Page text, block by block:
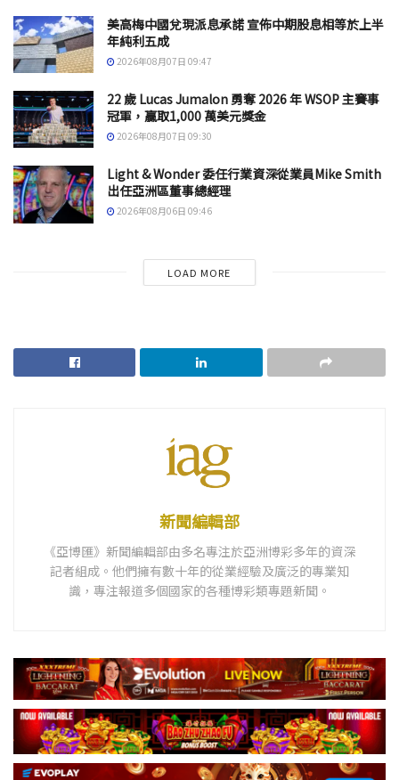
美高梅中國兌現派息承諾 宣佈中期股息相等於上半
年純利五成
2026年08月07日 09:47
22 歲 Lucas Jumalon 勇奪 2026 年 WSOP 主賽事
冠軍，贏取1,000 萬美元獎金
2026年08月07日 09:30
Light & Wonder 委任行業資深從業員Mike Smith
出任亞洲區董事總經理
2026年08月06日 09:46
LOAD MORE
新聞編輯部
《亞博匯》新聞編輯部由多名專注於亞洲博彩多年的資深
記者組成。他們擁有數十年的從業經驗及廣泛的專業知
識，專注報道多個國家的各種博彩類專題新聞。